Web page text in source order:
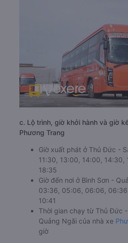
c. Lộ trình, giờ khởi hành và giờ
Phương Trang
Giờ xuất phát ở Thủ Đức -
11:30, 13:00, 14:00, 14:30,
18:35
Giờ đến nơi ở Bình Sơn -
03:36, 05:06, 06:06,
10:41
Thời gian chạy từ Thủ Đức -
Quảng Ngãi của nhà xe
giờ